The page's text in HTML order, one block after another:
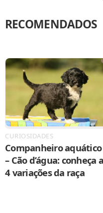
RECOMENDADOS
CURIOSIDADES
Companheiro aquático
– Cão d’água: conheça
4 variações da raça